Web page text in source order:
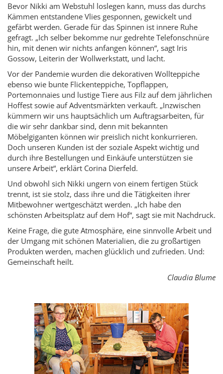
Bevor Nikki am Webstuhl loslegen kann, muss das durchs
Kämmen entstandene Vlies gesponnen, gewickelt und
gefärbt werden. Gerade für das Spinnen ist innere Ruhe
gefragt. „Ich selber bekomme nur gedrehte Telefonschnüre
hin, mit denen wir nichts anfangen können“, sagt Iris
Gossow, Leiterin der Wollwerkstatt, und lacht.
Vor der Pandemie wurden die dekorativen Wollteppiche
ebenso wie bunte Flickenteppiche, Topflappen,
Portemonnaies und lustige Tiere aus Filz auf dem jährlichen
Hoffest sowie auf Adventsmärkten verkauft. „Inzwischen
kümmern wir uns hauptsächlich um Auftragsarbeiten, für
die wir sehr dankbar sind, denn mit bekannten
Möbelgiganten können wir preislich nicht konkurrieren.
Doch unseren Kunden ist der soziale Aspekt wichtig und
durch ihre Bestellungen und Einkäufe unterstützen sie
unsere Arbeit“, erklärt Corina Dierfeld.
Und obwohl sich Nikki ungern von einem fertigen Stück
trennt, ist sie stolz, dass ihre und die Tätigkeiten ihrer
Mitbewohner wertgeschätzt werden. „Ich habe den
schönsten Arbeitsplatz auf dem Hof“, sagt sie mit Nachdruck.
Keine Frage, die gute Atmosphäre, eine sinnvolle Arbeit und
der Umgang mit schönen Materialien, die zu großartigen
Produkten werden, machen glücklich und zufrieden. Und:
Gemeinschaft heilt.
Claudia Blume